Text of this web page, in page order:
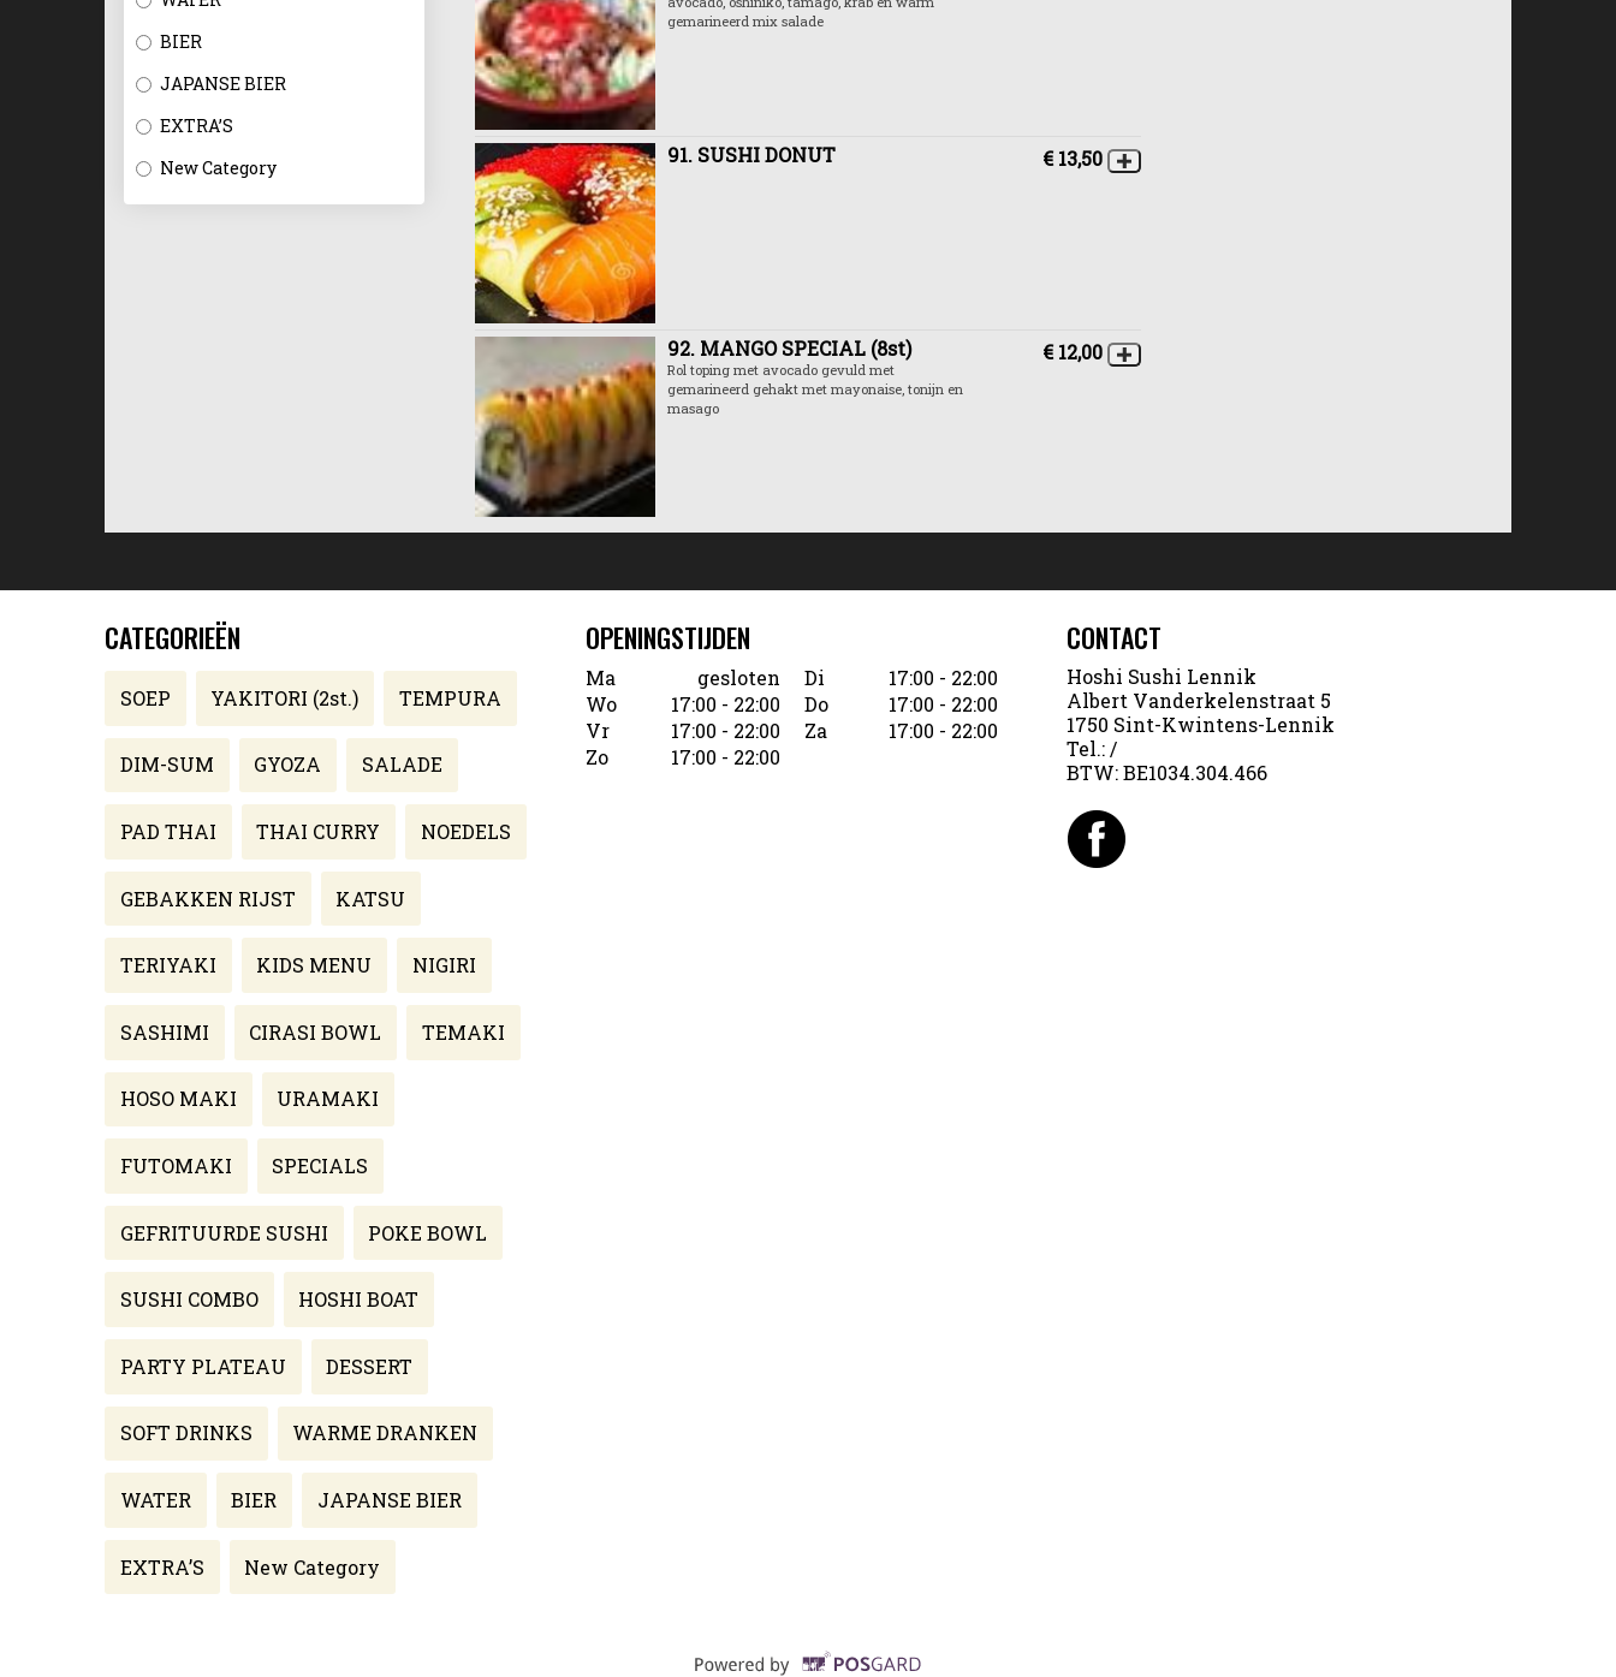
BIER
JAPANSE BIER
EXTRA’S
New Category
gemarineerd mix salade
91. SUSHI DONUT € 13,50
92. MANGO SPECIAL (8st)
Rol toping met avocado gevuld met
gemarineerd gehakt met mayonaise, tonijn en
masago
€ 12,00
CATEGORIEËN
SOEP YAKITORI (2st.) TEMPURA
DIM-SUM GYOZA SALADE
PAD THAI THAI CURRY NOEDELS
GEBAKKEN RIJST KATSU
TERIYAKI KIDS MENU NIGIRI
SASHIMI CIRASI BOWL TEMAKI
HOSO MAKI URAMAKI
FUTOMAKI SPECIALS
GEFRITUURDE SUSHI POKE BOWL
SUSHI COMBO HOSHI BOAT
PARTY PLATEAU DESSERT
SOFT DRINKS WARME DRANKEN
WATER BIER JAPANSE BIER
EXTRA’S New Category
OPENINGSTIJDEN
Ma gesloten Di
17:00 - 22:00
Wo
17:00 - 22:00 Do
17:00 - 22:00
Vr
17:00 - 22:00 Za
17:00 - 22:00
Zo
17:00 - 22:00
CONTACT
Hoshi Sushi Lennik
Albert Vanderkelenstraat 5
1750 Sint-Kwintens-Lennik
Tel.:/
BTW:BE1034.304.466